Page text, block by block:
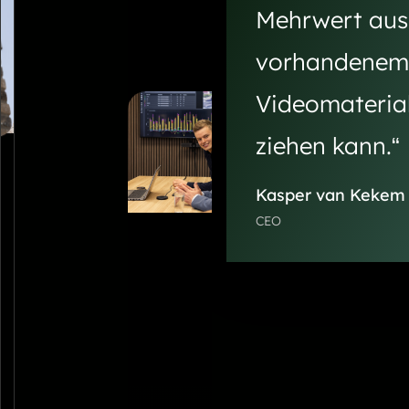
in
Mehrwert aus
vorhandenem
ziehen kann.“
Kasper van Kekem
CEO